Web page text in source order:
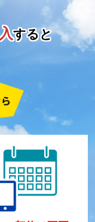
すると